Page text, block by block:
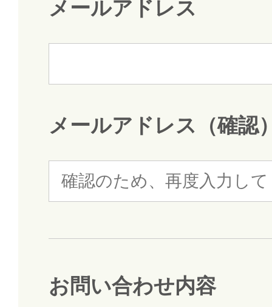
メールアドレス
メールアドレス（確認
お問い合わせ内容